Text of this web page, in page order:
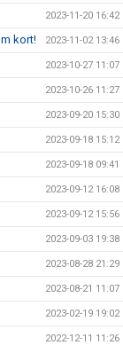
2023-11-20 16:42
kort! 2023-11-02 13:46
2023-10-27 11:07
2023-10-26 11:27
2023-09-20 15:30
2023-09-18 15:12
2023-09-18 09:41
2023-09-12 16:08
2023-09-12 15:56
2023-09-03 19:38
2023-08-28 21:29
2023-08-21 11:07
2023-02-19 19:02
2022-12-11 11:26